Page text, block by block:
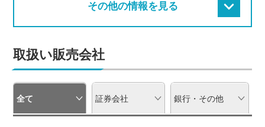
その他の情報を見る
取扱い販売会社
全て 証券会社 銀行・その他